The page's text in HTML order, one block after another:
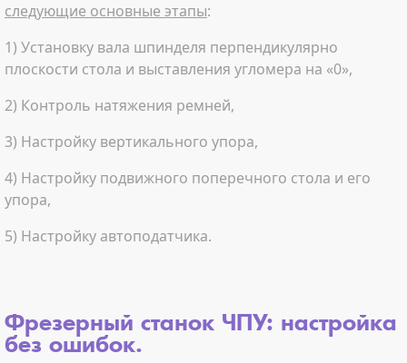
следующие основные этапы:
1) Установку вала шпинделя перпендикулярно
плоскости стола и выставления угломера на «0»,
2) Контроль натяжения ремней,
3) Настройку вертикального упора,
4) Настройку подвижного поперечного стола и его
упора,
5) Настройку автоподатчика.
Фрезерный станок ЧПУ: настройка
без ошибок.